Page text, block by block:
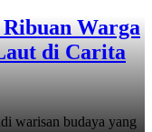
Warga
di Carita
warisan budaya yang